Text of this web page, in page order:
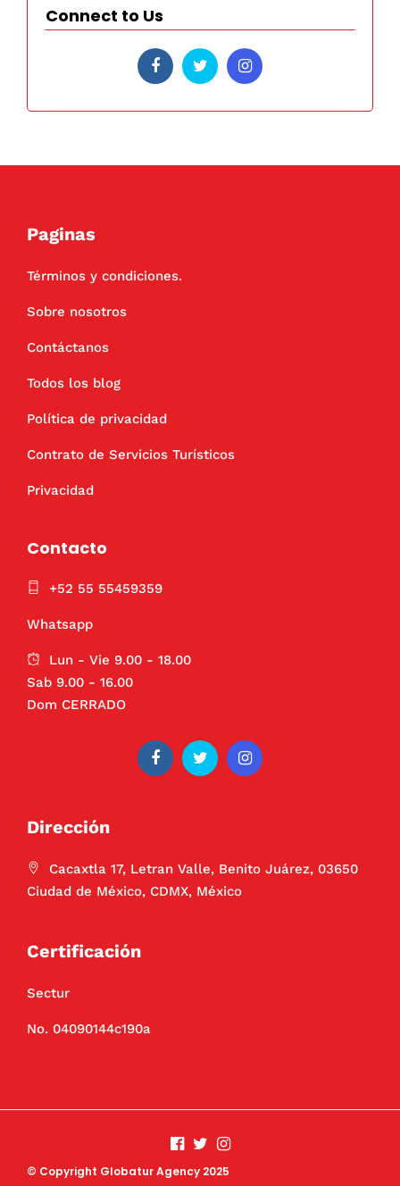
Connect to Us
Paginas
Términos y condiciones.
Sobre nosotros
Contáctanos
Todos los blog
Política de privacidad
Contrato de Servicios Turísticos
Privacidad
Contacto
+52 55 55459359
Whatsapp
Lun - Vie 9.00 - 18.00
Sab 9.00 - 16.00
Dom CERRADO
Dirección
Cacaxtla 17, Letran Valle, Benito Juárez, 03650
Ciudad de México, CDMX, México
Certificación
Sectur
No. 04090144c190a
© Copyright Globatur Agency 2025